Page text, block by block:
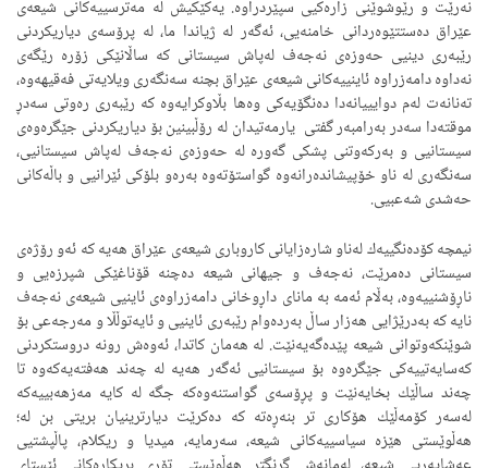
نەرێت و رێوشوێنی زارەكیی سپێردراوە. یەكێكیش لە مەترسییەكانی شیعەی
عێراق دەستتێوەردانی خامنەیی، ئەگەر لە ژیاندا ما، لە پرۆسەی دیاریكردنی
رێبەری دینیی حەوزەی نەجەف لەپاش سیستانی كە ساڵانێكی زۆرە رێگەی
نەداوە دامەزراوە ئاینییەكانی شیعەی عێراق بچنە سەنگەری ویلایەتی فەقیهەوە،
تەنانەت لەم دوایییانەدا دەنگۆیەكی وەها بڵاوكرایەوە كە رێبەری رەوتی سەدڕ
موقتەدا سەدر بەرامبەر گفتی یارمەتیدان لە رۆڵبینین بۆ دیاریكردنی جێگرەوەی
سیستانیی و بەركەوتنی پشكی گەورە لە حەوزەی نەجەف لەپاش سیستانیی،
سەنگەری لە ناو خۆپیشاندەرانەوە گواستۆتەوە بەرەو بلۆكی ئێرانیی و باڵەكانی
حەشدی شەعبیی.
نیمچە كۆدەنگییەك لەناو شارەزایانی كاروباری شیعەی عێراق هەیە كە ئەو رۆژەی
سیستانی دەمرێت، نەجەف و جیهانی شیعە دەچنە قۆناغێكی شپرزەیی و
ناڕۆشنییەوە، بەڵام ئەمە بە مانای داڕوخانی دامەزراوەی ئاینیی شیعەی نەجەف
نایە كە بەدرێژایی هەزار ساڵ بەردەوام رێبەری ئاینیی و ئایەتوڵڵا و مەرجەعی بۆ
شوێنكەوتوانی شیعە پێدەگەیەنێت. لە هەمان كاتدا، ئەوەش رونە دروستكردنی
كەسایەتییەكی جێگرەوە بۆ سیستانیی ئەگەر هەیە لە چەند هەفتەیەكەوە تا
چەند ساڵێك بخایەنێت و پڕۆسەی گواستنەوەكە جگە لە كایە مەزهەبییەكە
لەسەر كۆمەڵێك هۆكاری تر بنەڕەتە كە دەكرێت دیارترینیان بریتی بن لە؛
هەڵوێستی هێزە سیاسییەكانی شیعە، سەرمایە، میدیا و ریكلام، پاڵپشتیی